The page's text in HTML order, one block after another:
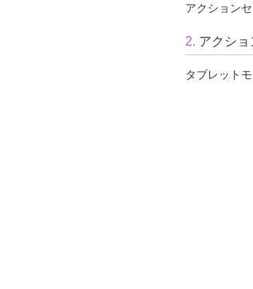
アクション
2. アクショ
タブレット